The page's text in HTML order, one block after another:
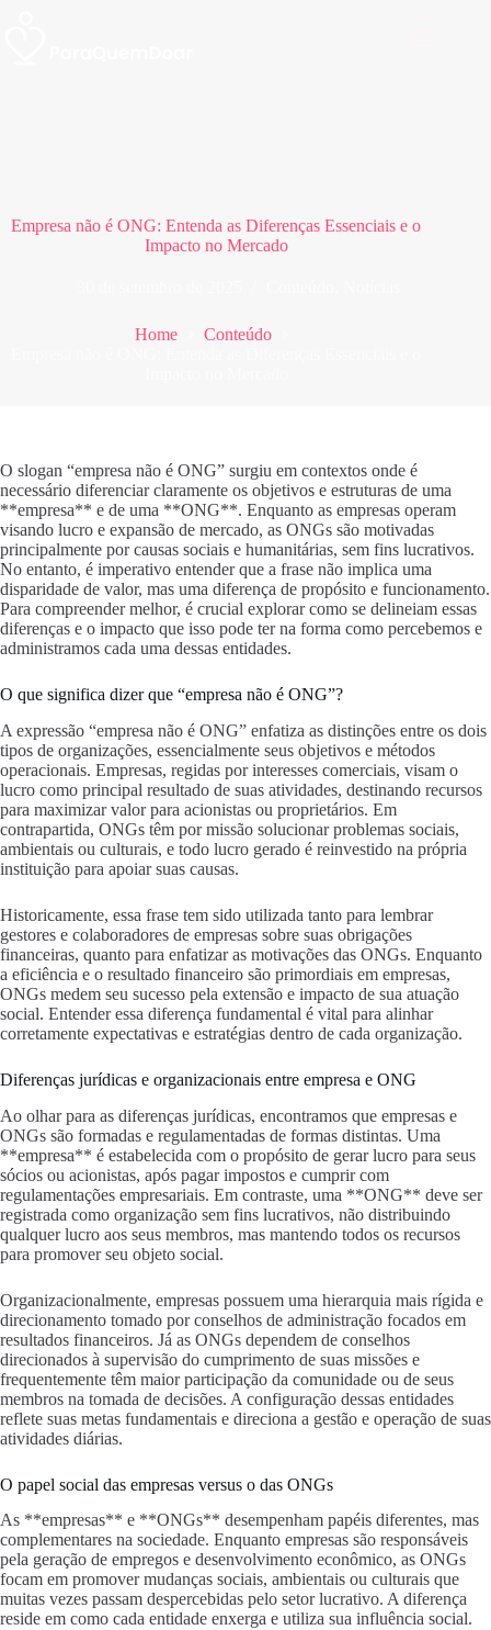
Empresa não é ONG: Entenda as Diferenças Essenciais e o
Impacto no Mercado
Home
Conteúdo
O slogan “empresa não é ONG” surgiu em contextos onde é
necessário diferenciar claramente os objetivos e estruturas de uma
**empresa** e de uma **ONG**. Enquanto as empresas operam
visando lucro e expansão de mercado, as ONGs são motivadas
principalmente por causas sociais e humanitárias, sem fins lucrativos.
No entanto, é imperativo entender que a frase não implica uma
disparidade de valor, mas uma diferença de propósito e funcionamento.
Para compreender melhor, é crucial explorar como se delineiam essas
diferenças e o impacto que isso pode ter na forma como percebemos e
administramos cada uma dessas entidades.
O que significa dizer que “empresa não é ONG”?
A expressão “empresa não é ONG” enfatiza as distinções entre os dois
tipos de organizações, essencialmente seus objetivos e métodos
operacionais. Empresas, regidas por interesses comerciais, visam o
lucro como principal resultado de suas atividades, destinando recursos
para maximizar valor para acionistas ou proprietários. Em
contrapartida, ONGs têm por missão solucionar problemas sociais,
ambientais ou culturais, e todo lucro gerado é reinvestido na própria
instituição para apoiar suas causas.
Historicamente, essa frase tem sido utilizada tanto para lembrar
gestores e colaboradores de empresas sobre suas obrigações
financeiras, quanto para enfatizar as motivações das ONGs. Enquanto
a eficiência e o resultado financeiro são primordiais em empresas,
ONGs medem seu sucesso pela extensão e impacto de sua atuação
social. Entender essa diferença fundamental é vital para alinhar
corretamente expectativas e estratégias dentro de cada organização.
Diferenças jurídicas e organizacionais entre empresa e ONG
Ao olhar para as diferenças jurídicas, encontramos que empresas e
ONGs são formadas e regulamentadas de formas distintas. Uma
**empresa** é estabelecida com o propósito de gerar lucro para seus
sócios ou acionistas, após pagar impostos e cumprir com
regulamentações empresariais. Em contraste, uma **ONG** deve ser
registrada como organização sem fins lucrativos, não distribuindo
qualquer lucro aos seus membros, mas mantendo todos os recursos
para promover seu objeto social.
Organizacionalmente, empresas possuem uma hierarquia mais rígida e
direcionamento tomado por conselhos de administração focados em
resultados financeiros. Já as ONGs dependem de conselhos
direcionados à supervisão do cumprimento de suas missões e
frequentemente têm maior participação da comunidade ou de seus
membros na tomada de decisões. A configuração dessas entidades
reflete suas metas fundamentais e direciona a gestão e operação de suas
atividades diárias.
O papel social das empresas versus o das ONGs
As **empresas** e **ONGs** desempenham papéis diferentes, mas
complementares na sociedade. Enquanto empresas são responsáveis
pela geração de empregos e desenvolvimento econômico, as ONGs
focam em promover mudanças sociais, ambientais ou culturais que
muitas vezes passam despercebidas pelo setor lucrativo. A diferença
reside em como cada entidade enxerga e utiliza sua influência social.